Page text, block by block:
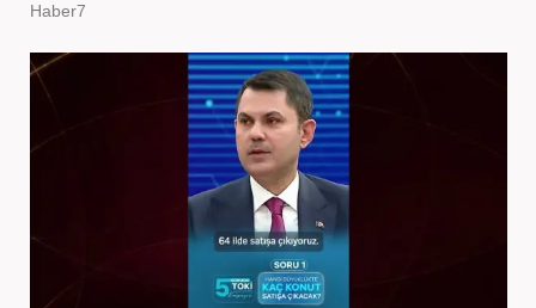
Haber7